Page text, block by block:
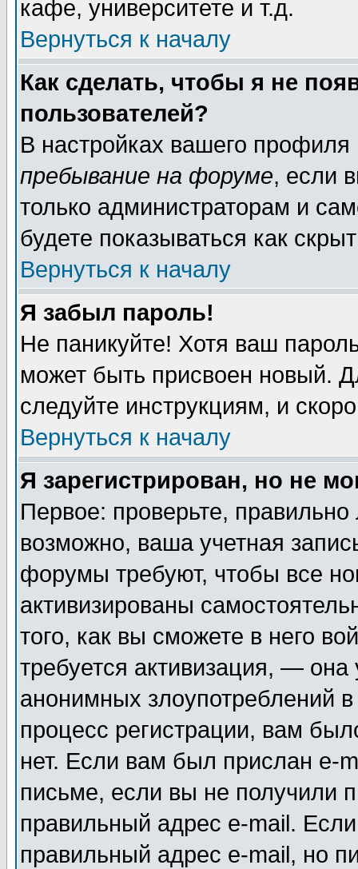
кафе, университете и т.д.
Вернуться к началу
Как сделать, чтобы я не
пользователей?
В настройках вашего
пребывание на форуме, если
только администраторам и
будете показываться как
Вернуться к началу
Я забыл пароль!
Не паникуйте! Хотя ваш
может быть присвоен новый.
следуйте инструкциям, и
Вернуться к началу
Я зарегистрирован, но не
Первое: проверьте,
возможно, ваша учетная
форумы требуют, чтобы все
активизированы
того, как вы сможете в него
требуется активизация, —
анонимных злоупотреблений
процесс регистрации, вам
нет. Если вам был прислан e-
письме, если вы не получили
правильный адрес e-mail.
правильный адрес e-mail, но